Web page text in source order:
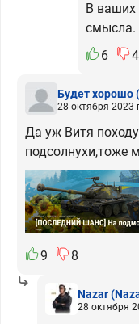
В ваших
смысла.
6
4
Будет хорошо
28 октября 2023
Да уж Витя
подсолнухи,тоже
9 8
Nazar
28 октября